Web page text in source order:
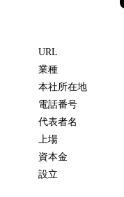
URL
業種
本社所在地
電話番号
代表者名
上場
資本金
設立